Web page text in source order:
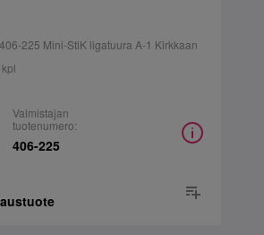
225 Mini-StiK ligatuura A-1 Kirkkaan
Valmistajan
tuotenumero:
406-225